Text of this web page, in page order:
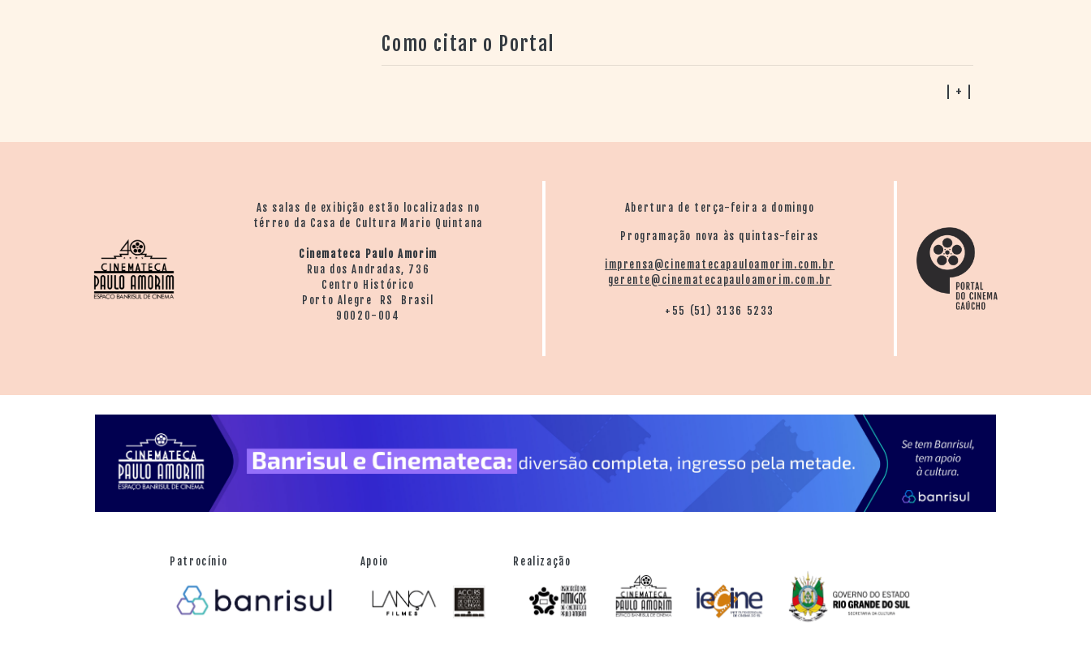
Como citar o Portal
| + |
As salas de exibição estão localizadas no
térreo da Casa de Cultura Mario Quintana
Cinemateca Paulo Amorim
Rua dos Andradas, 736
Centro Histórico
Porto Alegre RS Brasil
90020-004
Abertura de terça-feira a domingo
Programação nova às quintas-feiras
imprensa@cinematecapauloamorim.com.br
gerente@cinematecapauloamorim.com.br
+55 (51) 3136 5233
Patrocínio Apoio Realização